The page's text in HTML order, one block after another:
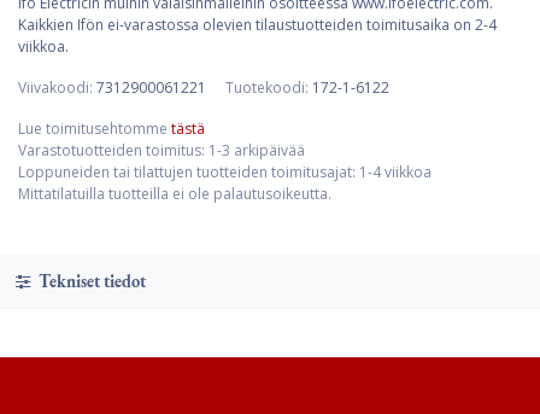
Kaikkien Ifön ei-varastossa olevien tilaustuotteiden toimitusaika on 2-4
viikkoa.
Viivakoodi: 7312900061221 Tuotekoodi: 172-1-6122
Lue toimitusehtomme tästä
Varastotuotteiden toimitus: 1-3 arkipäivää
Loppuneiden tai tilattujen tuotteiden toimitusajat: 1-4 viikkoa
Mittatilatuilla tuotteilla ei ole palautusoikeutta.
Tekniset tiedot